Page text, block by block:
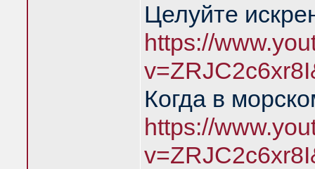
Целуйте
https://
Когда в
https://